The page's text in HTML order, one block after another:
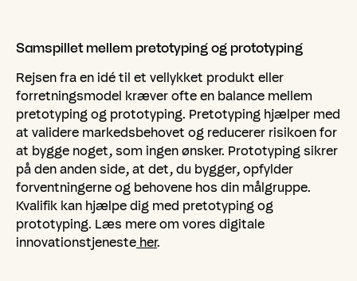
Samspillet mellem pretotypingog prototyping
Rejsen fra en idé til et vellykket produkt eller
forretningsmodel kræver ofte en balance mellem
pretotyping og prototyping. Pretotyping hjælper med
at validere markedsbehovet og reducerer risikoen for
at bygge noget, som ingen ønsker. Prototyping sikrer
på den anden side, at det, du bygger, opfylder
forventningerne og behovene hos din målgruppe.
Kvalifik kan hjælpe dig med pretotyping og
prototyping. Læs mere om vores digitale
innovationstjeneste her.